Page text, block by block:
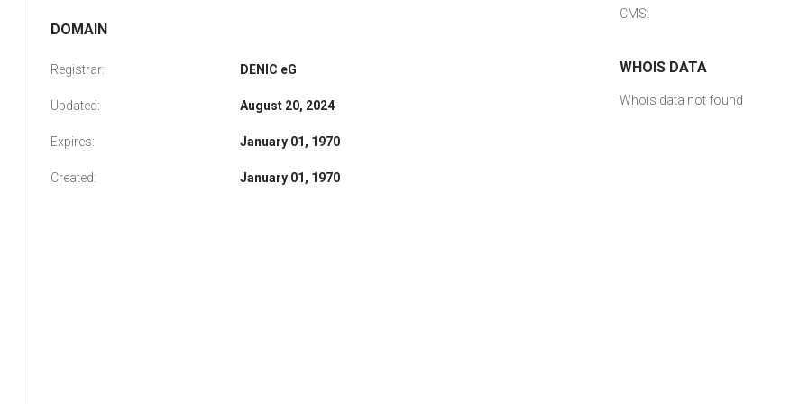
DOMAIN
Registrar: DENIC eG
Updated: August 20, 2024
Expires: January 01, 1970
Created: January 01, 1970
CMS:
WHOIS DATA
Whois data not found